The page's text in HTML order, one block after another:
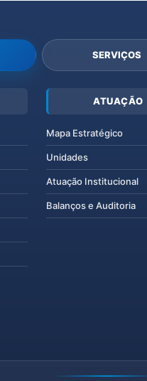
SERVIÇOS
ATUAÇÃO
Mapa Estratégico
Unidades
Atuação Institucional
Balanços e Auditoria